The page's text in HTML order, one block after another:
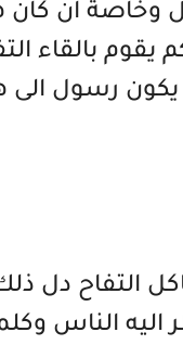
ان كان
بالقاء
رسول الى
ياكل التفاح
الناس